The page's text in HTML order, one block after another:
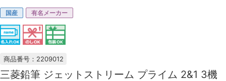
国産 有名メーカー
商品番号：2209012
三菱鉛筆 ジェットストリーム プライム 2&1 3機